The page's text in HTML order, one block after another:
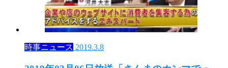
時事ニュース 2019.3.8